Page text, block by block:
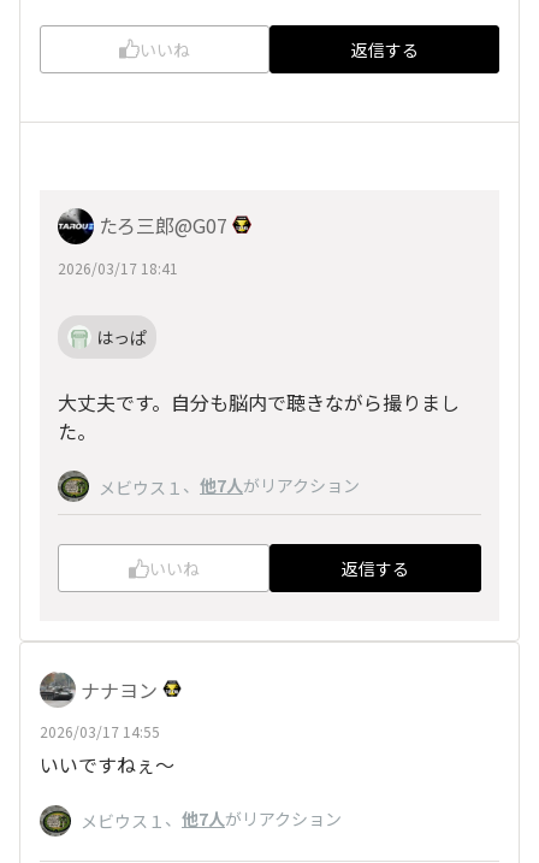
いいね 返信する
たろ三郎@G07
2026/03/17 18:41
はっぱ
大丈夫です。自分も脳内で聴きながら撮りまし
た。
メビウス１ 、 他7人がリアクション
いいね 返信する
ナナヨン
2026/03/17 14:55
いいですねぇ〜
メビウス１ 、 他7人がリアクション